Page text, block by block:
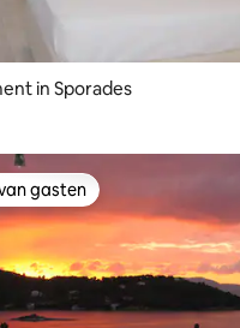
in Sporades
gasten
gasten